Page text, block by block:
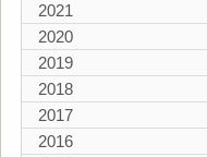
2021
2020
2019
2018
2017
2016